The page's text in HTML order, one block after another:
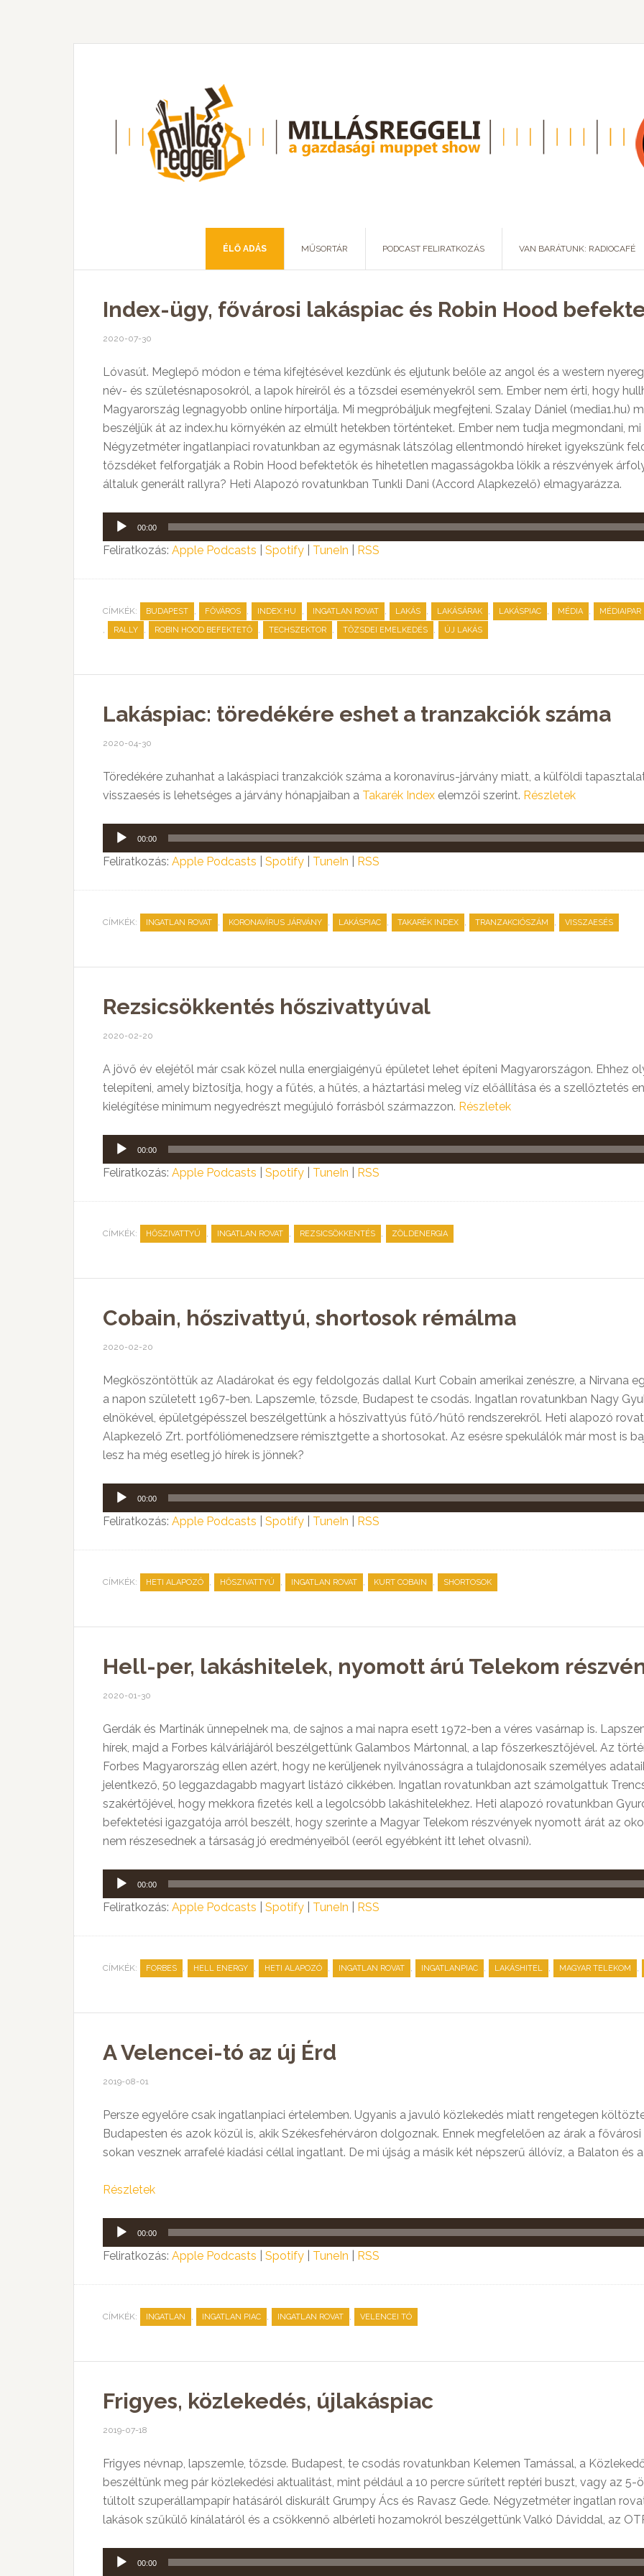
ÉLŐ ADÁS MŰSORTÁR PODCAST FELIRATKOZÁS VAN BARÁTUNK: RADIOCAFÉ
Index-ügy, fővárosi lakáspiac és Robin Hood
2020-07-30
Lóvasút. Meglepő módon e téma kifejtésével kezdünk és eljutunk belőle az angol és a western
név- és születésnaposokról, a lapok híreiről és a tőzsdei eseményekről sem. Ember nem érti, hogy
Magyarország legnagyobb online hírportálja. Mi megpróbáljuk megfejteni. Szalay Dániel (media1.hu)
beszéljük át az index.hu környékén az elmúlt hetekben történteket. Ember nem tudja megmondani,
Négyzetméter ingatlanpiaci rovatunkban az egymásnak látszólag ellentmondó híreket igyekszünk
tőzsdéket felforgatják a Robin Hood befektetők és hihetetlen magasságokba lökik a részvények
általuk generált rallyra? Heti Alapozó rovatunkban Tunkli Dani (Accord Alapkezelő) elmagyarázza.
Audió
lejátszó
00:00
Feliratkozás: Apple Podcasts Spotify TuneIn RSS
CÍMKÉK: BUDAPEST , FŐVÁROS , INDEX.HU , INGATLAN ROVAT , LAKÁS , LAKÁSÁRAK , LAKÁSPIAC , MÉDIA , MÉDIAIPAR
, RALLY , ROBIN HOOD BEFEKTETŐ , TECHSZEKTOR , TŐZSDEI EMELKEDÉS , ÚJ LAKÁS
Lakáspiac: töredékére eshet a tranzakciók száma
2020-04-30
Töredékére zuhanhat a lakáspiaci tranzakciók száma a koronavírus-járvány miatt, a külföldi
visszaesés is lehetséges a járvány hónapjaiban a Takarék Index elemzői szerint. Részletek
Audió
lejátszó
00:00
Feliratkozás: Apple Podcasts Spotify TuneIn RSS
CÍMKÉK: INGATLAN ROVAT , KORONAVÍRUS JÁRVÁNY , LAKÁSPIAC , TAKARÉK INDEX , TRANZAKCIÓSZÁM , VISSZAESÉS
Rezsicsökkentés hőszivattyúval
2020-02-20
A jövő év elejétől már csak közel nulla energiaigényű épületet lehet építeni Magyarországon. Ehhez
telepíteni, amely biztosítja, hogy a fűtés, a hűtés, a háztartási meleg víz előállítása és a szellőztetés
kielégítése minimum negyedrészt megújuló forrásból származzon. Részletek
Audió
lejátszó
00:00
Feliratkozás: Apple Podcasts Spotify TuneIn RSS
CÍMKÉK: HŐSZIVATTYÚ , INGATLAN ROVAT , REZSICSÖKKENTÉS , ZÖLDENERGIA
Cobain, hőszivattyú, shortosok rémálma
2020-02-20
Megköszöntöttük az Aladárokat és egy feldolgozás dallal Kurt Cobain amerikai zenészre, a Nirvana
a napon született 1967-ben. Lapszemle, tőzsde, Budapest te csodás. Ingatlan rovatunkban Nagy
elnökével, épületgépésszel beszélgettünk a hőszivattyús fűtő/hűtő rendszerekről. Heti alapozó
Alapkezelő Zrt. portfóliómenedzsere rémisztgette a shortosokat. Az esésre spekulálók már most is
lesz ha még esetleg jó hírek is jönnek?
Audió
lejátszó
00:00
Feliratkozás: Apple Podcasts Spotify TuneIn RSS
CÍMKÉK: HETI ALAPOZÓ , HŐSZIVATTYÚ , INGATLAN ROVAT , KURT COBAIN , SHORTOSOK
Hell-per, lakáshitelek, nyomott árú Telekom
2020-01-30
Gerdák és Martinák ünnepelnek ma, de sajnos a mai napra esett 1972-ben a véres vasárnap is.
hírek, majd a Forbes kálváriájáról beszélgettünk Galambos Mártonnal, a lap főszerkesztőjével. Az
Forbes Magyarország ellen azért, hogy ne kerüljenek nyilvánosságra a tulajdonosaik személyes
jelentkező, 50 leggazdagabb magyart listázó cikkében. Ingatlan rovatunkban azt számolgattuk
szakértőjével, hogy mekkora fizetés kell a legolcsóbb lakáshitelekhez. Heti alapozó rovatunkban
befektetési igazgatója arról beszélt, hogy szerinte a Magyar Telekom részvények nyomott árát az
nem részesednek a társaság jó eredményeiből (eeről egyébként itt lehet olvasni).
Audió
lejátszó
00:00
Feliratkozás: Apple Podcasts Spotify TuneIn RSS
CÍMKÉK: FORBES , HELL ENERGY , HETI ALAPOZÓ , INGATLAN ROVAT , INGATLANPIAC , LAKÁSHITEL , MAGYAR TELEKOM ,
A Velencei-tó az új Érd
2019-08-01
Persze egyelőre csak ingatlanpiaci értelemben. Ugyanis a javuló közlekedés miatt rengetegen
Budapesten és azok közül is, akik Székesfehérváron dolgoznak. Ennek megfelelően az árak a
sokan vesznek arrafelé kiadási céllal ingatlant. De mi újság a másik két népszerű állóvíz, a Balaton és
Részletek
Audió
lejátszó
00:00
Feliratkozás: Apple Podcasts Spotify TuneIn RSS
CÍMKÉK: INGATLAN , INGATLAN PIAC , INGATLAN ROVAT , VELENCEI TÓ
Frigyes, közlekedés, újlakáspiac
2019-07-18
Frigyes névnap, lapszemle, tőzsde. Budapest, te csodás rovatunkban Kelemen Tamással, a
beszéltünk meg pár közlekedési aktualitást, mint például a 10 percre sűrített reptéri buszt, vagy az
túltolt szuperállampapír hatásáról diskurált Grumpy Ács és Ravasz Gede. Négyzetméter ingatlan
lakások szűkülő kínálatáról és a csökkennő albérleti hozamokról beszélgettünk Valkó Dáviddal, az
Audió
00:00